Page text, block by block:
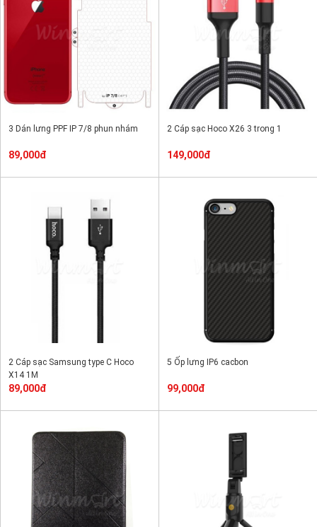
3 Dán lưng PPF IP 7/8 phun nhám
89,000đ
2 Cáp sạc Hoco X26 3 trong 1
149,000đ
2 Cáp sạc Samsung type C Hoco
X14 1M
89,000đ
5 Ốp lưng IP6 cacbon
99,000đ